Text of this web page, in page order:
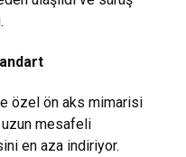
özel ön aks mimarisi
mesafeli
en aza indiriyor.